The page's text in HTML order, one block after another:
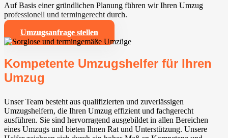
Auf Basis einer gründlichen Planung führen wir Ihren Umzug
professionell und termingerecht durch.
Umzugsanfrage stellen
Kompetente Umzugshelfer für Ihren
Umzug
Unser Team besteht aus qualifizierten und zuverlässigen
Umzugshelfern, die Ihren Umzug effizient und fachgerecht
ausführen. Sie sind hervorragend ausgebildet in allen Bereichen
eines Umzugs und bieten Ihnen Rat und Unterstützung. Unsere